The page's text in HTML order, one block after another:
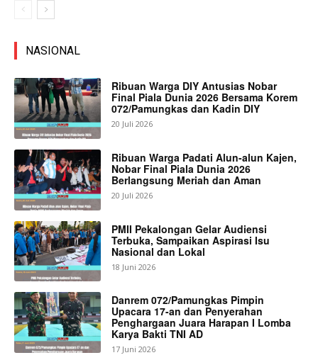
NASIONAL
Ribuan Warga DIY Antusias Nobar
Final Piala Dunia 2026 Bersama Korem
072/Pamungkas dan Kadin DIY
20 Juli 2026
Ribuan Warga Padati Alun-alun Kajen,
Nobar Final Piala Dunia 2026
Berlangsung Meriah dan Aman
20 Juli 2026
PMII Pekalongan Gelar Audiensi
Terbuka, Sampaikan Aspirasi Isu
Nasional dan Lokal
18 Juni 2026
Danrem 072/Pamungkas Pimpin
Upacara 17-an dan Penyerahan
Penghargaan Juara Harapan I Lomba
Karya Bakti TNI AD
17 Juni 2026